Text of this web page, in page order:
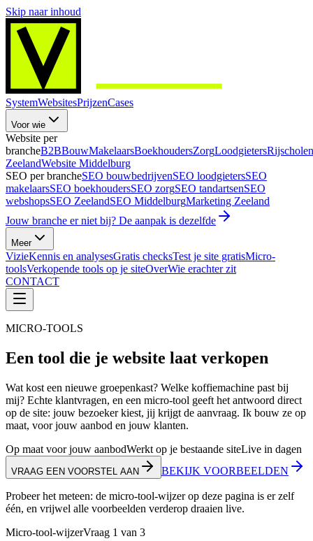
Skip naar inhoud
SystemWebsitesPrijzenCases
Voor wie
Website per
brancheB2BBouwMakelaarsBoekhoudersZorgLoodgietersRijscholen
ZeelandWebsite Middelburg
SEO per brancheSEO bouwbedrijvenSEO loodgietersSEO
makelaarsSEO boekhoudersSEO zorgSEO tandartsenSEO
webshopsSEO ZeelandSEO MiddelburgMarketing Zeeland
Jouw branche er niet bij? De aanpak is dezelfde
Meer
VizieKennis en analysesGratis checksTest je site gratisMicro-
toolsVerkopende tools op je siteOverWie erachter zit
CONTACT
MICRO-TOOLS
Een tool die je website laat verkopen
Wat kost een nieuwe groepenkast? Welke koffiemachine past bij
mij? Echte klantvragen, en een micro-tool geeft het antwoord direct
op de site: jouw bezoeker kiest, jij krijgt de aanvraag. Ik bouw ze op
maat, voor jouw aanbod en jouw klanten.
Op maat voor jouw aanbodWerkt op je bestaande siteLive in dagen
VRAAG EEN VOORSTEL AAN BEKIJK VOORBEELDEN
Probeer het meteen: de micro-tool-wijzer op deze pagina is er zelf
één, en vrijwel alle voorbeelden verderop draaien live.
Micro-tool-wijzerVraag 1 van 3